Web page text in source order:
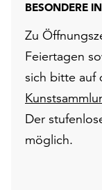
BESONDERE
Zu
Feiertagen
sich bitte auf
Der
möglich.